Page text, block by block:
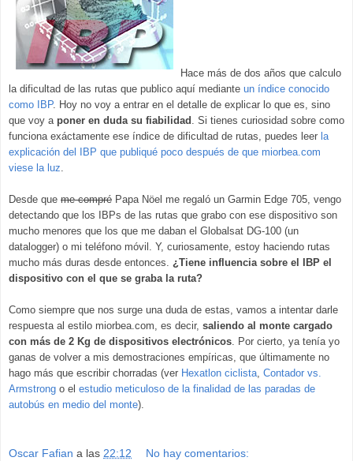
Hace más de dos años que calculo
la dificultad de las rutas que publico aquí mediante un índice conocido
como IBP. Hoy no voy a entrar en el detalle de explicar lo que es , sino
que voy a poner en duda su fiabilidad Si tienes curiosidad sobre como
funciona exáctamente ese índice de dificultad de rutas, puedes leer la
explicación del IBP que publiqué poco después de que miorbea.com
viese la luz
Desde que me compré Papa Nöel me regaló un Garmin Edge 705, vengo
detectando que los IBPs de las rutas que grabo con ese dispositivo son
mucho menores que los que me daban el Globalsat DG-100 (un
datalogger) o mi teléfono móvil. Y, curiosamente, estoy haciendo rutas
mucho más duras desde entonces.
¿Tiene influencia sobre el IBP el
dispositivo con el que se graba la ruta?
Como siempre que nos surge una duda de estas, vamos a intentar darle
respuesta al estilo miorbea.com, es decir, saliendo al monte cargado
con más de 2 Kg de dispositivos electrónicos . Por cierto, ya tenía yo
ganas de volver a mis demostraciones empíricas, que últimamente no
hago más que escribir chorradas (ver Hexatlon ciclista Contador vs.
Armstrong o el estudio meticuloso de la finalidad de las paradas de
autobús en medio del monte).
Oscar Fafian a las 22:12 No hay comentarios: